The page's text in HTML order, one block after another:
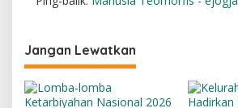
Jangan Lewatkan